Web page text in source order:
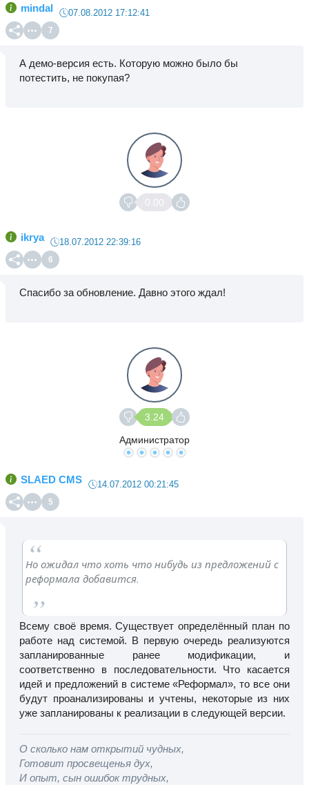
mindal 07.08.2012 17:12:41
7
А демо-версия есть. Которую можно было бы
потестить, не покупая?
0.00
ikrya 18.07.2012 22:39:16
6
Спасибо за обновление. Давно этого ждал!
3.24
Администратор
SLAED CMS 14.07.2012 00:21:45
5
Но ожидал что хоть что нибудь из предложений с
реформала добавится.
Всему своё время. Существует определённый план по
работе над системой. В первую очередь реализуются
запланированные ранее модификации, и
соответственно в последовательности. Что касается
идей и предложений в системе «Реформал», то все они
будут проанализированы и учтены, некоторые из них
уже запланированы к реализации в следующей версии.
О сколько нам открытий чудных,
Готовит просвещенья дух,
И опыт, сын ошибок трудных,